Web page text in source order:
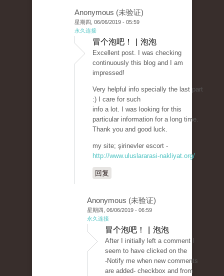
Anonymous (未验证)
星期四, 06/06/2019 - 05:59
永久连接
冒个泡吧！ | 泡泡
Excellent post. I was checking
continuously this blog and I am
impressed!
Very helpful info specially the last part
:) I care for such
info a lot. I was looking for this
particular information for a long time.
Thank you and good luck.
my site; şirinevler escort -
http://www.uluslararasi-nakliyat.org/
回复
Anonymous (未验证)
星期四, 06/06/2019 - 06:59
永久连接
冒个泡吧！ | 泡泡
After I initially left a comment I
seem to have clicked on the
-Notify me when new comments
are added- checkbox and from